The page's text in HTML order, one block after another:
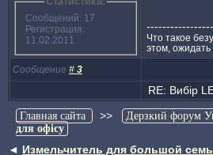
Сообщений: 17
Регистрация:
11.02.2011
Что такое
этом, ожидать
Сообщение # 3
RE: Вибір
Главная сайта >> Дерзкий форум
для офісу
◄ Измельчитель для большой